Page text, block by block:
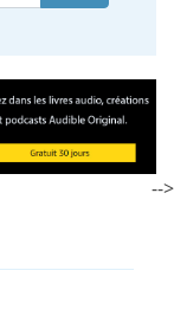
-->